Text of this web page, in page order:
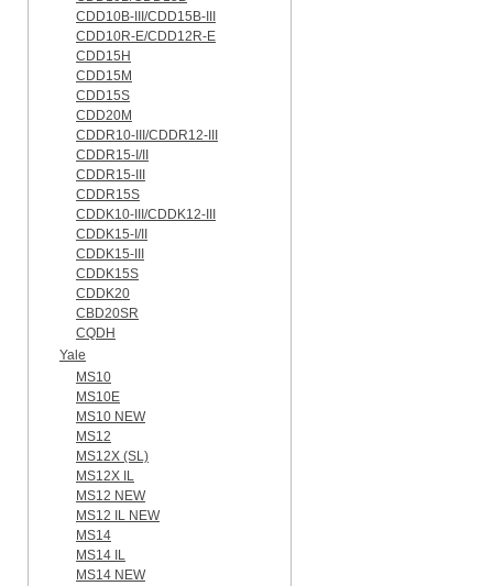
CDD10B-III/CDD15B-III
CDD10R-E/CDD12R-E
CDD15H
CDD15M
CDD15S
CDD20M
CDDR10-III/CDDR12-III
CDDR15-I/II
CDDR15-III
CDDR15S
CDDK10-III/CDDK12-III
CDDK15-I/II
CDDK15-III
CDDK15S
CDDK20
CBD20SR
CQDH
Yale
MS10
MS10E
MS10 NEW
MS12
MS12X (SL)
MS12X IL
MS12 NEW
MS12 IL NEW
MS14
MS14 IL
MS14 NEW